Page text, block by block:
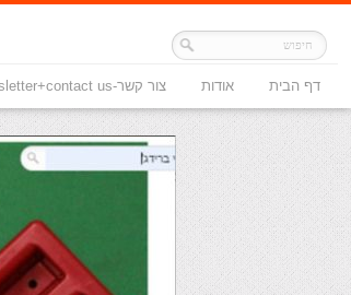
דף הבית אודות צור קשר-Newsletter+contact us